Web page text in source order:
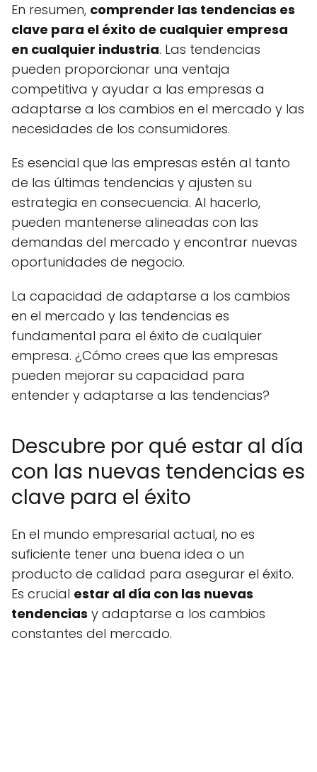
En resumen, comprender las tendencias es
clave para el éxito de cualquier empresa
en cualquier industria. Las tendencias
pueden proporcionar una ventaja
competitiva y ayudar a las empresas a
adaptarse a los cambios en el mercado y las
necesidades de los consumidores.
Es esencial que las empresas estén al tanto
de las últimas tendencias y ajusten su
estrategia en consecuencia. Al hacerlo,
pueden mantenerse alineadas con las
demandas del mercado y encontrar nuevas
oportunidades de negocio.
La capacidad de adaptarse a los cambios
en el mercado y las tendencias es
fundamental para el éxito de cualquier
empresa. ¿Cómo crees que las empresas
pueden mejorar su capacidad para
entender y adaptarse a las tendencias?
Descubre por qué estar al día
con las nuevas tendencias es
clave para el éxito
En el mundo empresarial actual, no es
suficiente tener una buena idea o un
producto de calidad para asegurar el éxito.
Es crucial estar al día con las nuevas
tendencias y adaptarse a los cambios
constantes del mercado.